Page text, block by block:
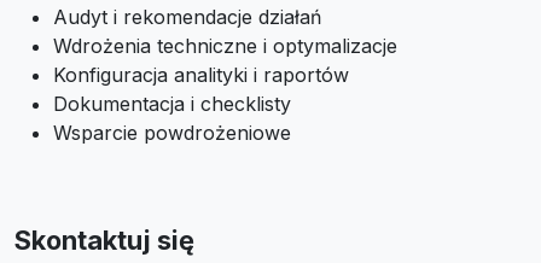
Audyt i rekomendacje działań
Wdrożenia techniczne i optymalizacje
Konfiguracja analityki i raportów
Dokumentacja i checklisty
Wsparcie powdrożeniowe
Skontaktuj się